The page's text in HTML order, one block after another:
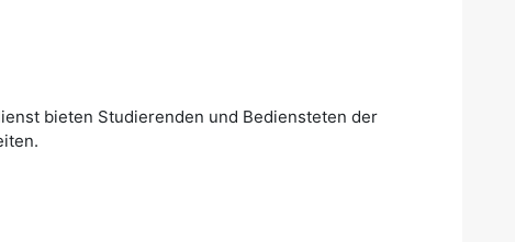
bieten Studierenden und Bediensteten der